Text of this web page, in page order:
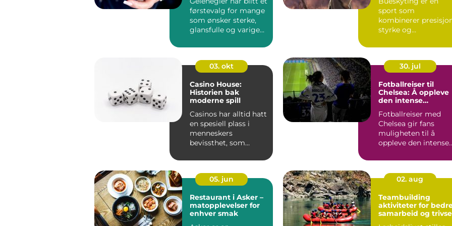
førstevalg for mange
som ønsker sterke,
glansfulle og varige
sport som
kombinerer
styrke og
kan utøves a...
03. okt
Casino House:
Historien bak
moderne spill
Casinos har alltid hatt
en spesiell plass i
menneskers
bevissthet, som
ka...
30. jul
Fotballreiser til
Chelsea: Å oppleve
den intense
Stamford Bridge
Fotballreiser med
Chelsea gir fans
muligheten til å
oppleve den intense
05. jun
Restaurant i Asker –
matopplevelser for
enhver smak
02. aug
Teambuilding
aktiviteter for
samarbeid og